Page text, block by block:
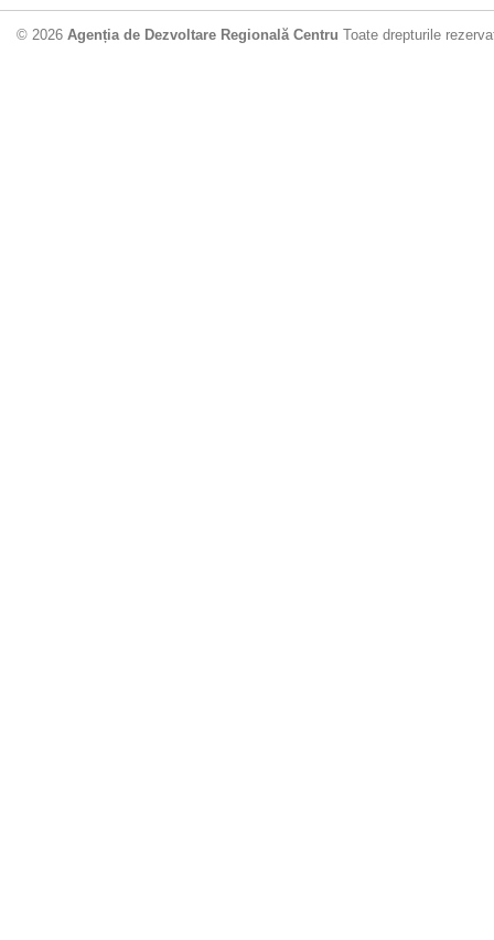
© 2026 Agenția de Dezvoltare Regională Centru Toate drepturile